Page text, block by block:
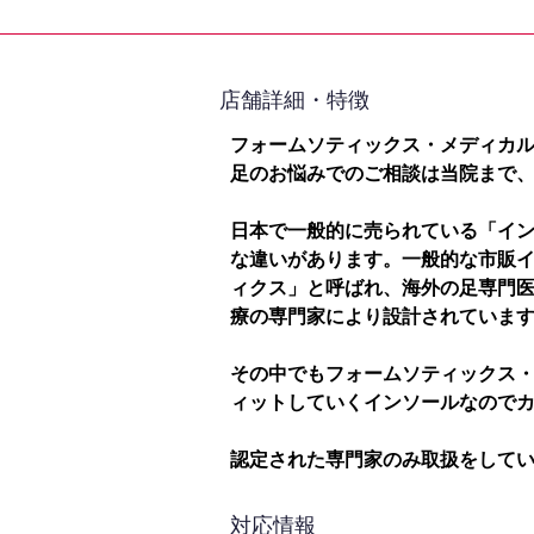
​店舗詳細・特徴
フォームソティックス・メディカ
足のお悩みでのご相談は当院まで
日本で一般的に売られている「イ
な違いがあります。一般的な市販
ィクス」と呼ばれ、海外の足専門
療の専門家により設計されていま
その中でもフォームソティックス
ィットしていくインソールなので
認定された専門家のみ取扱をして
対応情報